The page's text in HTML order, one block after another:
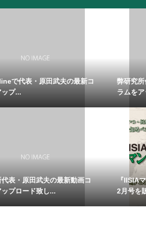
で代表・原田武夫の最新コ
プ...
弊研究
ラムを
表・原田武夫の最新動画コ
プロード致し...
『IISIA
2月号を